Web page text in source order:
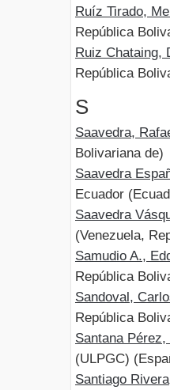
Ruíz Tirado,
República
Ruiz Chataing,
República
S
Saavedra,
Bolivariana de)
Saavedra
Ecuador
Saavedra
(Venezuela,
Samudio A.,
República
Sandoval,
República
Santana Pérez,
(ULPGC)
Santiago